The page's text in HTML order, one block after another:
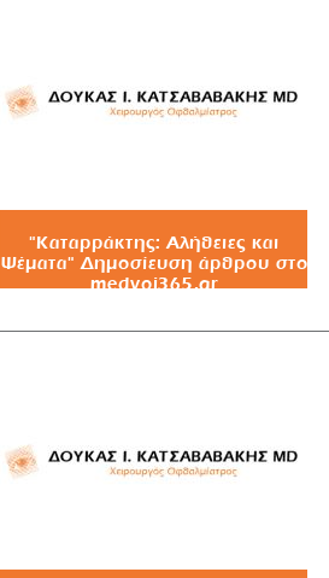
"Καταρράκτης: Αλήθειες και
Ψέματα" Δημοσίευση άρθρου στο
medvoi365.gr